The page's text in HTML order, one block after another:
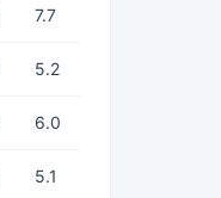
7.7
5.2
6.0
5.1